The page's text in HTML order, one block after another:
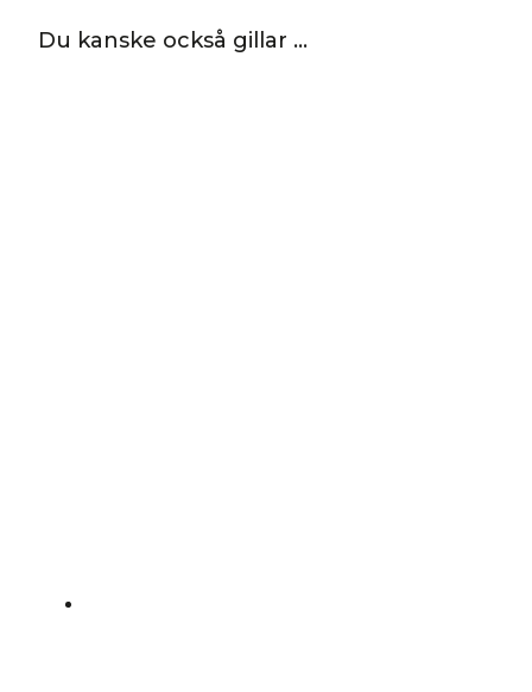
Du kanske också gillar …